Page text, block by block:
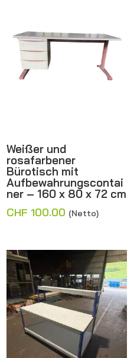
Weißer und
rosafarbener
Bürotisch mit
Aufbewahrungscontai
ner – 160 x 80 x 72 cm
CHF 100.00 (Netto)